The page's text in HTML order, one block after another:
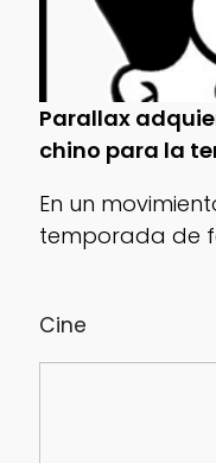
Cine
Parallax
chino para la
En un
temporada de